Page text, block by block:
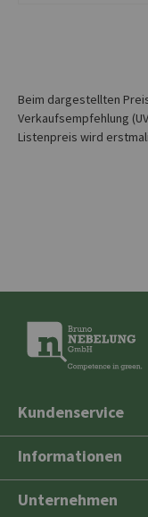
Beim dargestellten
Verkaufsempfehlung
Listenpreis wird
Kundenservice
Informationen
Unternehmen